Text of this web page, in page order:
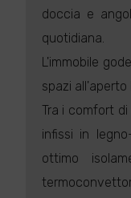
doccia e
quotidiana.
L'immobile
spazi
Tra i comfort
infissi in
ottimo